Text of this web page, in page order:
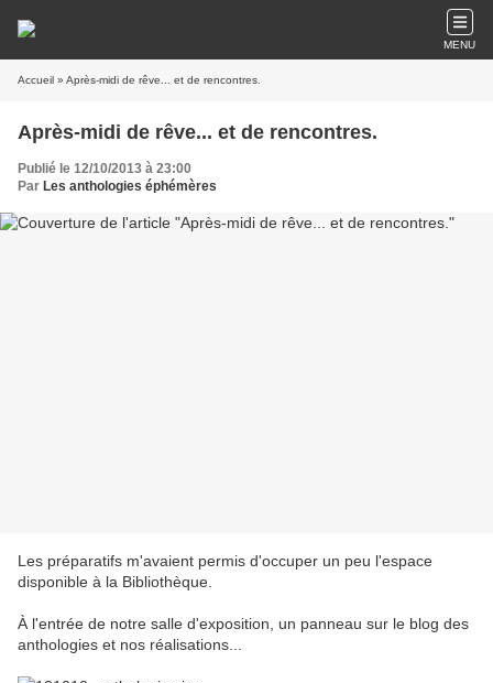
MENU
Accueil » Après-midi de rêve... et de rencontres.
Après-midi de rêve... et de rencontres.
Publié le 12/10/2013 à 23:00
Par Les anthologies éphémères
Les préparatifs m'avaient permis d'occuper un peu l'espace
disponible à la Bibliothèque.
À l'entrée de notre salle d'exposition, un panneau sur le blog des
anthologies et nos réalisations...